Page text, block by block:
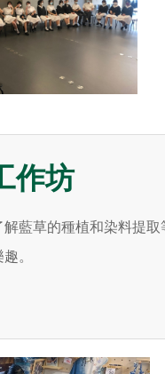
作坊
藍草的種植和染料提
。